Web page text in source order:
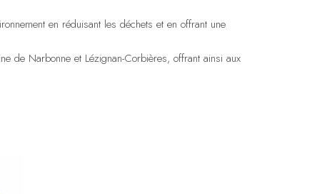
en réduisant les déchets et en offrant une
de Narbonne et Lézignan-Corbières, offrant ainsi aux